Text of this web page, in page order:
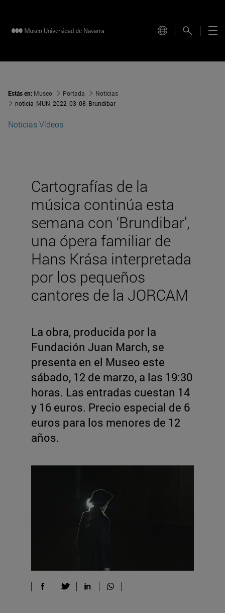
Estás en: Museo Portada
Noticias
noticia_MUN_2022_03_08_Brundibar
Noticias Vídeos
Cartografías de la
música continúa esta
semana con ‘Brundibar’,
una ópera familiar de
Hans Krása interpretada
por los pequeños
cantores de la JORCAM
La obra, producida por la
Fundación Juan March, se
presenta en el Museo este
sábado, 12 de marzo, a las 19:30
horas. Las entradas cuestan 14
y 16 euros. Precio especial de 6
euros para los menores de 12
años.